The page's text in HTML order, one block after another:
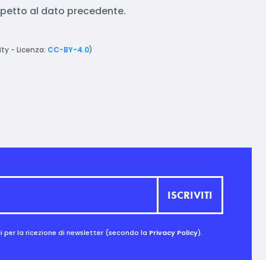
al dato precedente.
- Licenza: CC-BY-4.0)
la ricezione di newsletter (secondo la Privacy Policy).